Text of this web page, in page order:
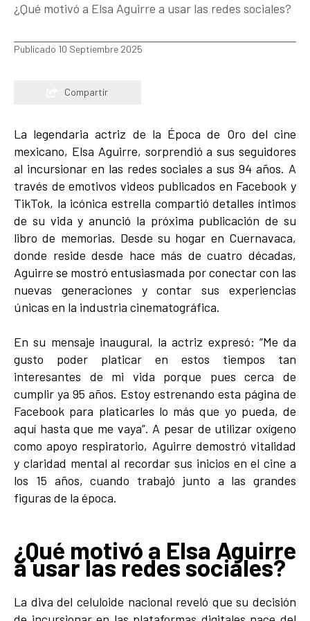
¿Qué motivó a Elsa Aguirre a usar las redes sociales?
Publicado 10 Septiembre 2025
Compartir
La legendaria actriz de la Época de Oro del cine
mexicano, Elsa Aguirre, sorprendió a sus seguidores
al incursionar en las redes sociales a sus 94 años. A
través de emotivos videos publicados en Facebook y
TikTok, la icónica estrella compartió detalles íntimos
de su vida y anunció la próxima publicación de su
libro de memorias. Desde su hogar en Cuernavaca,
donde reside desde hace más de cuatro décadas,
Aguirre se mostró entusiasmada por conectar con las
nuevas generaciones y contar sus experiencias
únicas en la industria cinematográfica.
En su mensaje inaugural, la actriz expresó: “Me da
gusto poder platicar en estos tiempos tan
interesantes de mi vida porque pues cerca de
cumplir ya 95 años. Estoy estrenando esta página de
Facebook para platicarles lo más que yo pueda, de
aquí hasta que me vaya”. A pesar de utilizar oxígeno
como apoyo respiratorio, Aguirre demostró vitalidad
y claridad mental al recordar sus inicios en el cine a
los 15 años, cuando trabajó junto a las grandes
figuras de la época.
¿Qué motivó a Elsa Aguirre
a usar las redes sociales?
La diva del celuloide nacional reveló que su decisión